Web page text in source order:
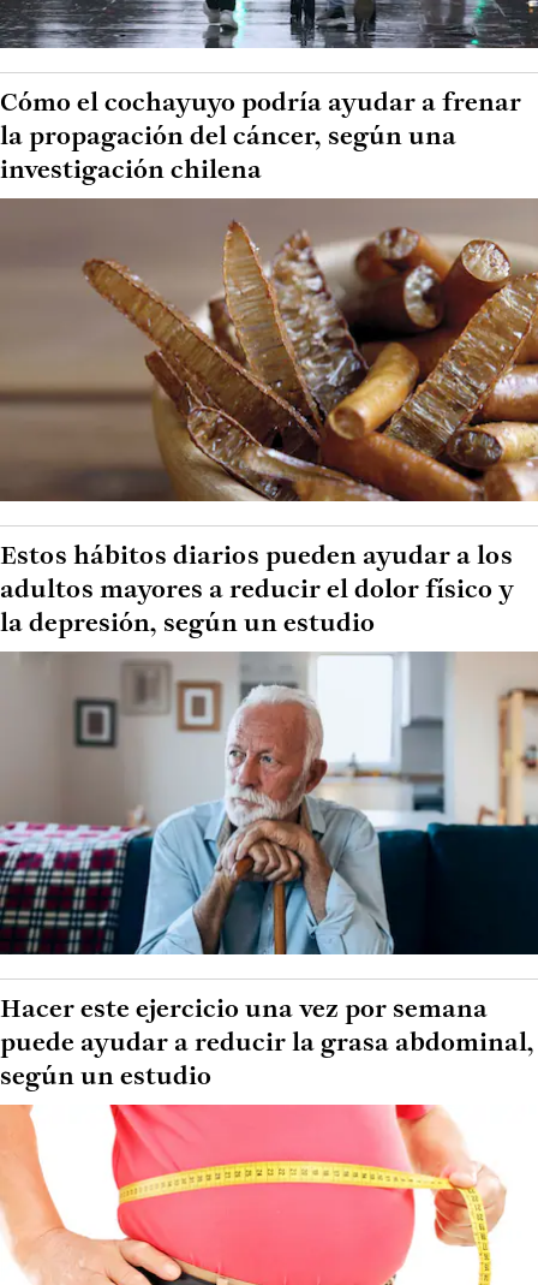
Cómo el cochayuyo podría ayudar a frenar
la propagación del cáncer, según una
investigación chilena
Estos hábitos diarios pueden ayudar a los
adultos mayores a reducir el dolor físico y
la depresión, según un estudio
Hacer este ejercicio una vez por semana
puede ayudar a reducir la grasa abdominal,
según un estudio